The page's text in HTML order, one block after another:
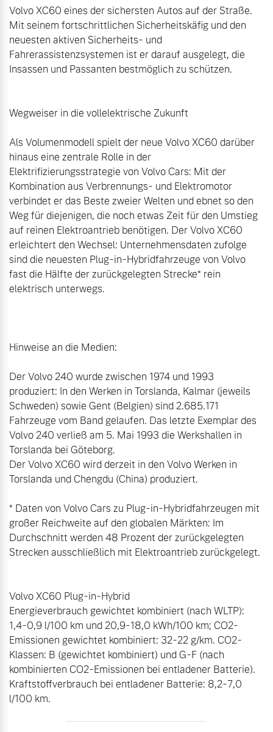
Volvo XC60 eines der sichersten Autos auf der Straße.
Mit seinem fortschrittlichen Sicherheitskäfig und den
neuesten aktiven Sicherheits- und
Fahrerassistenzsystemen ist er darauf ausgelegt, die
Insassen und Passanten bestmöglich zu schützen.
Wegweiser in die vollelektrische Zukunft
Als Volumenmodell spielt der neue Volvo XC60 darüber
hinaus eine zentrale Rolle in der
Elektrifizierungsstrategie von Volvo Cars: Mit der
Kombination aus Verbrennungs- und Elektromotor
verbindet er das Beste zweier Welten und ebnet so den
Weg für diejenigen, die noch etwas Zeit für den Umstieg
auf reinen Elektroantrieb benötigen. Der Volvo XC60
erleichtert den Wechsel: Unternehmensdaten zufolge
sind die neuesten Plug-in-Hybridfahrzeuge von Volvo
fast die Hälfte der zurückgelegten Strecke* rein
elektrisch unterwegs.
Hinweise an die Medien:
Der Volvo 240 wurde zwischen 1974 und 1993
produziert: In den Werken in Torslanda, Kalmar (jeweils
Schweden) sowie Gent (Belgien) sind 2.685.171
Fahrzeuge vom Band gelaufen. Das letzte Exemplar des
Volvo 240 verließ am 5. Mai 1993 die Werkshallen in
Torslanda bei Göteborg.
Der Volvo XC60 wird derzeit in den Volvo Werken in
Torslanda und Chengdu (China) produziert.
* Daten von Volvo Cars zu Plug-in-Hybridfahrzeugen mit
großer Reichweite auf den globalen Märkten: Im
Durchschnitt werden 48 Prozent der zurückgelegten
Strecken ausschließlich mit Elektroantrieb zurückgelegt.
Volvo XC60 Plug-in-Hybrid
Energieverbrauch gewichtet kombiniert (nach WLTP):
1,4-0,9 l/100 km und 20,9-18,0 kWh/100 km; CO2-
Emissionen gewichtet kombiniert: 32-22 g/km. CO2-
Klassen: B (gewichtet kombiniert) und G-F (nach
kombinierten CO2-Emissionen bei entladener Batterie).
Kraftstoffverbrauch bei entladener Batterie: 8,2-7,0
l/100 km.